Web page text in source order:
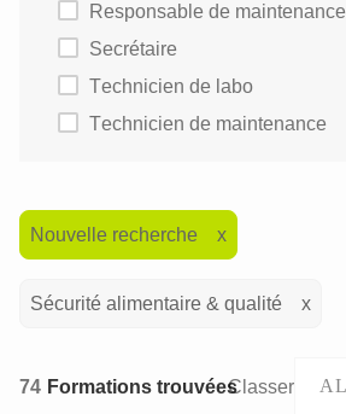
Responsable de maintenance
Secrétaire
Technicien de labo
Technicien de maintenance
Nouvelle recherche
Sécurité alimentaire & qualité
74 Formations trouvéesClasser